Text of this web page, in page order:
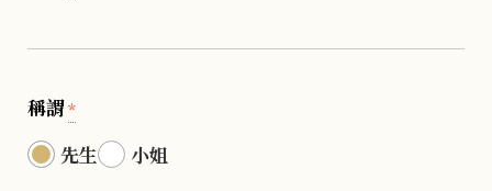
稱謂*
先生 小姐